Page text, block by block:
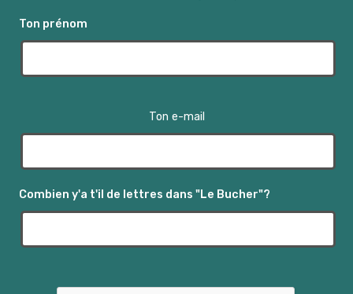
Ton prénom
Ton e-mail
Combien y'a t'il de lettres dans "Le Bucher"?